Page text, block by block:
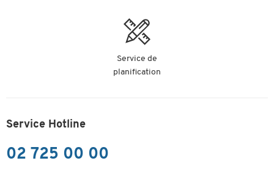
Service de
planification
Service Hotline
02 725 00 00